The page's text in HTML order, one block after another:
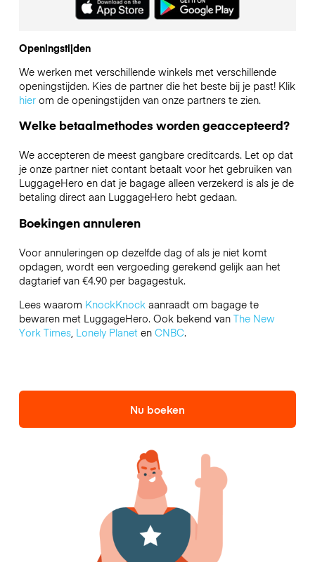
Openingstijden
We werken met verschillende winkels met verschillende
openingstijden. Kies de partner die het beste bij je past! Klik
hierom de openingstijden van onze partners te zien.
Welke betaalmethodes worden geaccepteerd?
We accepteren de meest gangbare creditcards. Let op dat
je onze partner niet contant betaalt voor het gebruiken van
LuggageHero en dat je bagage alleen verzekerd is als je de
betaling direct aan LuggageHero hebt gedaan.
Boekingen annuleren
Voor annuleringen op dezelfde dag of als je niet komt
opdagen, wordt een vergoeding gerekend gelijk aan het
dagtarief van €4.90 per bagagestuk.
Lees waarom KnockKnockaanraadt om bagage te
bewaren met LuggageHero. Ook bekend van The New
York Times, Lonely Planeten CNBC.
Nu boeken